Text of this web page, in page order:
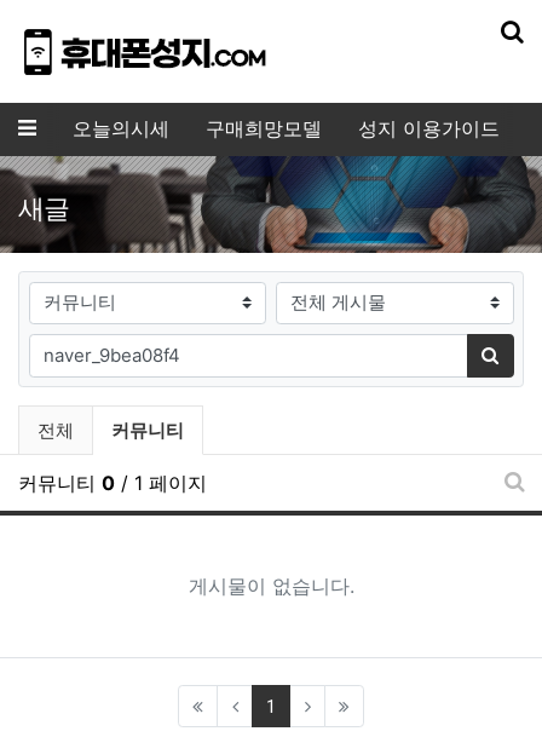
메뉴 오늘의시세 구매희망모델 성지 이용가이드
새글
게시판그룹 검색대상
검색어 필수
검색
전체게시물 그룹 목록
전체 현재 그룹
커뮤니티
커뮤니티 0 / 1 페이지
새
게시물이 없습니다.
1 (current)